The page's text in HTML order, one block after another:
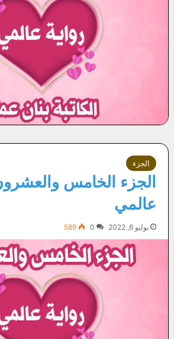
الجزء
الجزء الخامس
عالمي
يوليو 6, 2022 0
589